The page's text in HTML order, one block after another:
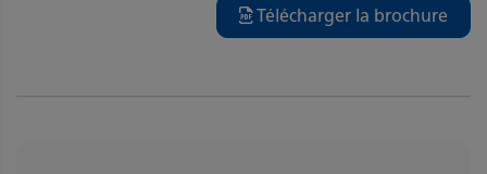
Télécharger la brochure